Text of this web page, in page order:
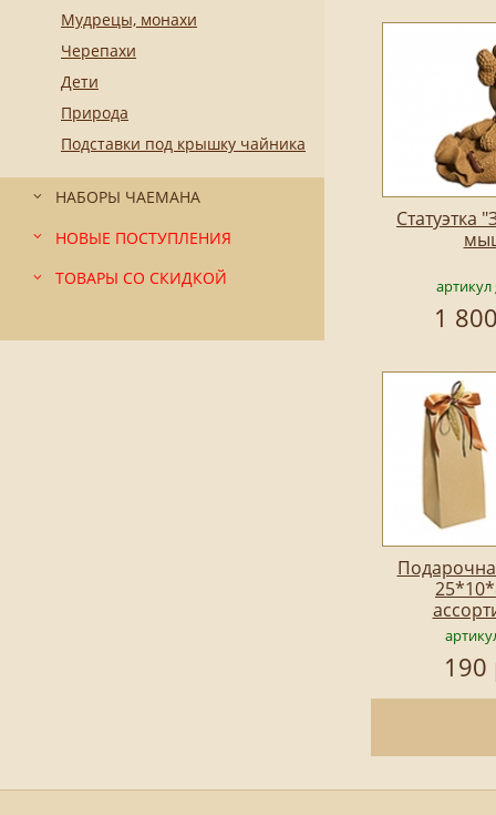
Мудрецы, монахи
Черепахи
Дети
Природа
Подставки под крышку чайника
НАБОРЫ ЧАЕМАНА
НОВЫЕ ПОСТУПЛЕНИЯ
ТОВАРЫ СО СКИДКОЙ
Статуэтка
артикул
1
190